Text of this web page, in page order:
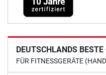
DEUTSCHLANDS
FÜR FITNESSGERÄTE